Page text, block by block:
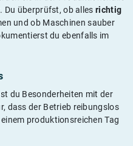
Du überprüfst, ob alles richtig
und ob Maschinen sauber
du ebenfalls im
du Besonderheiten mit der
dass der Betrieb reibungslos
produktionsreichen Tag